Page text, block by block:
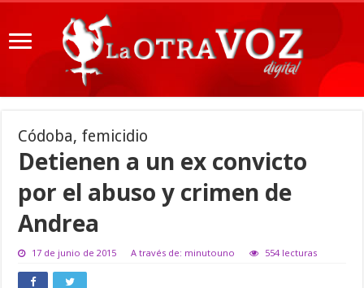
Códoba, femicidio
Detienen a un ex convicto
por el abuso y crimen de
Andrea
17 de junio de 2015 A través de: minutouno 554 lecturas